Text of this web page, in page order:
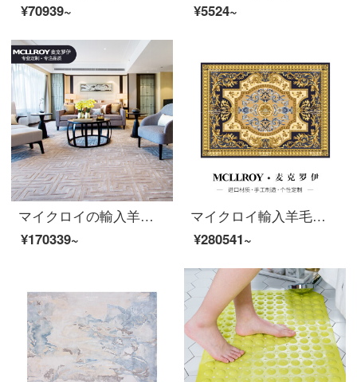
¥70939~
¥5524~
マイクロイの輸入羊毛とベージュ色のオーダーメイドライト贅沢をした後、現代簡単で純色の新しい中国式のリビングルームのソファーのお茶の絨毯のベッドルームの床に部屋のじゅうたんがいっぱい敷いてあります。J 222-1【上質な輸入羊毛のプラスシルク】400 MM*6500 MM MM
¥170339~
マイクロイ輸入羊毛カスタム絨毯ヨーロッパ式新中国式アメリカ式満室ベッドルーム絨毯リビングルーム茶何畳部屋畳畳畳畳畳畳畳畳畳畳畳畳畳敷プラン二【健康源は自然から】4.5*6.5(オーダーメイド)
¥280541~